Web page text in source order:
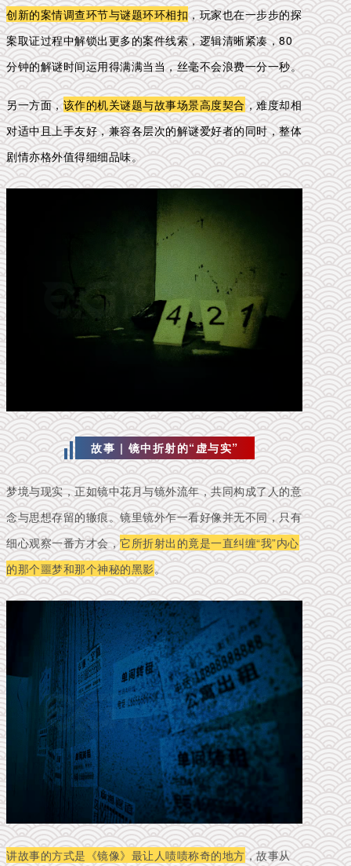
创新的案情调查环节与谜题环环相扣，玩家也在一步步的探
案取证过程中解锁出更多的案件线索，逻辑清晰紧凑，80
分钟的解谜时间运用得满满当当，丝毫不会浪费一分一秒。
另一方面，该作的机关谜题与故事场景高度契合，难度却相
对适中且上手友好，兼容各层次的解谜爱好者的同时，整体
剧情亦格外值得细细品味。
故事 | 镜中折射的“虚与实”
梦境与现实，正如镜中花月与镜外流年，共同构成了人的意
念与思想存留的辙痕。镜里镜外乍一看好像并无不同，只有
细心观察一番方才会，它所折射出的竟是一直纠缠“我”内心
的那个噩梦和那个神秘的黑影。
讲故事的方式是《镜像》最让人啧啧称奇的地方，故事从